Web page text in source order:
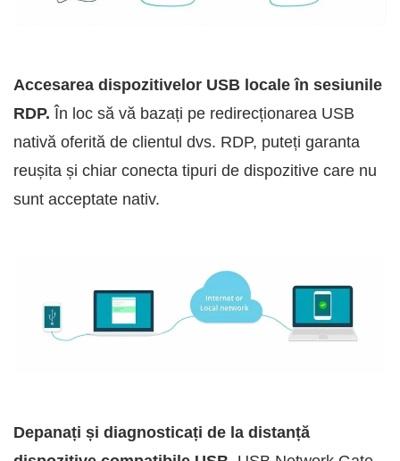
Accesarea dispozitivelor USB locale în sesiunile
RDP. În loc să vă bazați pe redirecționarea USB
nativă oferită de clientul dvs. RDP, puteți garanta
reușita și chiar conecta tipuri de dispozitive care nu
sunt acceptate nativ.
Depanați și diagnosticați de la distanță